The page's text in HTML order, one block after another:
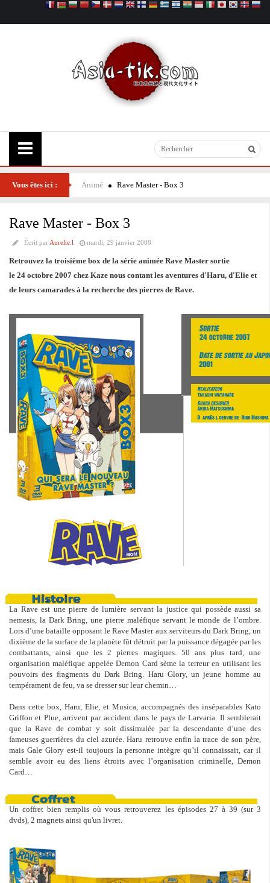
Vous êtes ici : Animé Rave Master - Box 3
Rave Master - Box 3
Écrit par Aurelie.l mardi, 29 janvier 2008
Retrouvez la troisième box de la série animée Rave Master sortie
le 24 octobre 2007 chez Kaze nous contant les aventures d'Haru, d'Elie et
de leurs camarades à la recherche des pierres de Rave.
La Rave est une pierre de lumière servant la justice qui possède aussi sa
nemesis, la Dark Bring, une pierre maléfique servant le monde de l’ombre.
Lors d’une bataille opposant le Rave Master aux serviteurs du Dark Bring, un
dixième de la surface de la planète fût détruit par la puissance dégagée par les
combattants, ainsi que les 2 pierres magiques. 50 ans plus tard, une
organisation maléfique appelée Demon Card sème la terreur en utilisant les
pouvoirs des fragments du Dark Bring. Haru Glory, un jeune homme au
tempérament de feu, va se dresser sur leur chemin…
Dans cette box, Haru, Elie, et Musica, accompagnés des inséparables Kato
Griffon et Plue, arrivent par accident dans le pays de Larvaria. Il semblerait
que la Rave de combat y soit dissimulée par la descendante d’une des
fameuses guerrières du ciel azurée. Haru retrouve enfin la trace de son père,
mais Gale Glory est-il toujours la personne intègre qu’il connaissait, car il
semble avoir eu des liens étroits avec l’organisation criminelle, Demon
Card…
Un coffret bien remplis où vous retrouverez les épisodes 27 à 39 (sur 3
dvds), 2 magnets ainsi qu'un livret.